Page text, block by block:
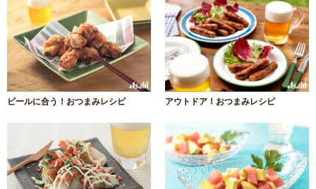
ビールに合う！おつまみレシピ アウトドア！おつまみレシピ